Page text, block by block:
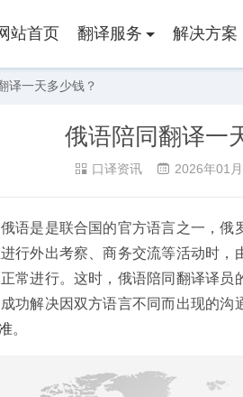
站首页 翻译服务 解决方案
译一天多少钱？
俄语陪同翻译一
口译资讯 2026年01
语是是联合国的官方语言之一，
行外出考察、商务交流等活动时
常进行。这时，俄语陪同翻译译
功解决因双方语言不同而出现的
。